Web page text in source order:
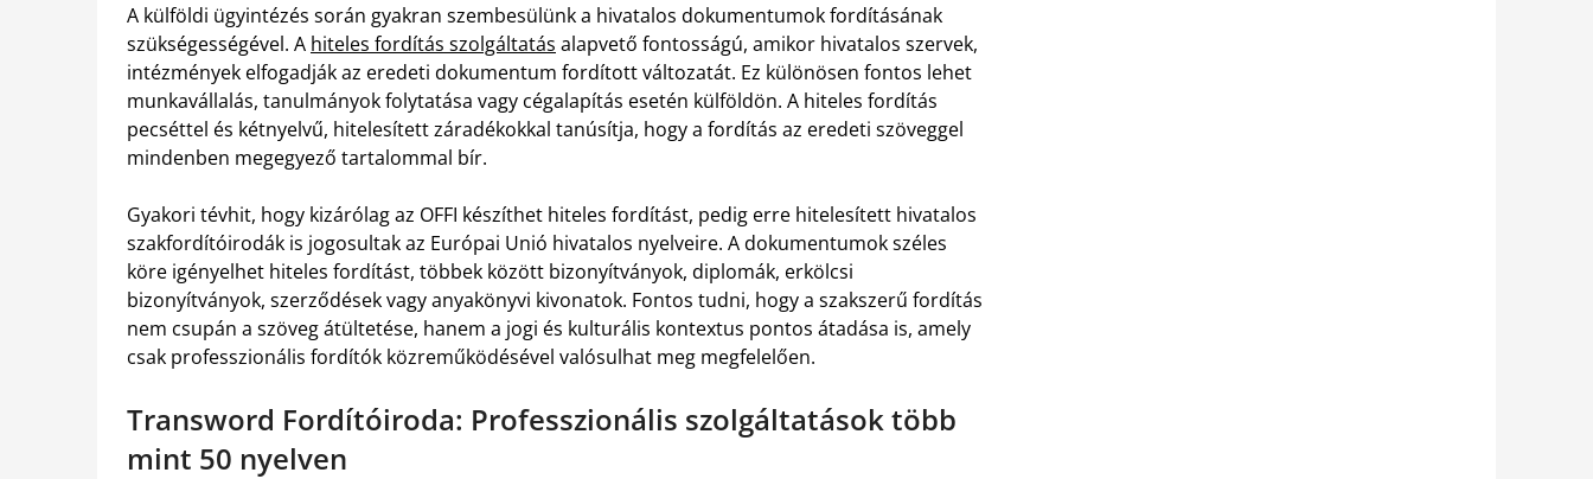
A külföldi ügyintézés során gyakran szembesülünk a hivatalos dokumentumok fordításának
szükségességével. A hiteles fordítás szolgáltatás alapvető fontosságú, amikor hivatalos szervek,
intézmények elfogadják az eredeti dokumentum fordított változatát. Ez különösen fontos lehet
munkavállalás, tanulmányok folytatása vagy cégalapítás esetén külföldön. A hiteles fordítás
pecséttel és kétnyelvű, hitelesített záradékokkal tanúsítja, hogy a fordítás az eredeti szöveggel
mindenben megegyező tartalommal bír.
Gyakori tévhit, hogy kizárólag az OFFI készíthet hiteles fordítást, pedig erre hitelesített hivatalos
szakfordítóirodák is jogosultak az Európai Unió hivatalos nyelveire. A dokumentumok széles
köre igényelhet hiteles fordítást, többek között bizonyítványok, diplomák, erkölcsi
bizonyítványok, szerződések vagy anyakönyvi kivonatok. Fontos tudni, hogy a szakszerű fordítás
nem csupán a szöveg átültetése, hanem a jogi és kulturális kontextus pontos átadása is, amely
csak professzionális fordítók közreműködésével valósulhat meg megfelelően.
Transword Fordítóiroda: Professzionális szolgáltatások több
mint 50 nyelven